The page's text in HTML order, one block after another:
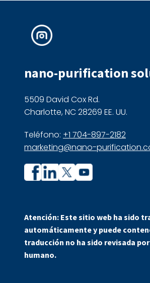
nano-purification
5509 David Cox Rd.
Charlotte, NC 28269 EE. UU.
Teléfono: +1 704-897-2182
marketing@nano-
la
empresa
en
Facebook
la
en
LinkedIn
Atención: Este sitio web ha sido
automáticamente y puede
traducción no ha sido revisada
humano.